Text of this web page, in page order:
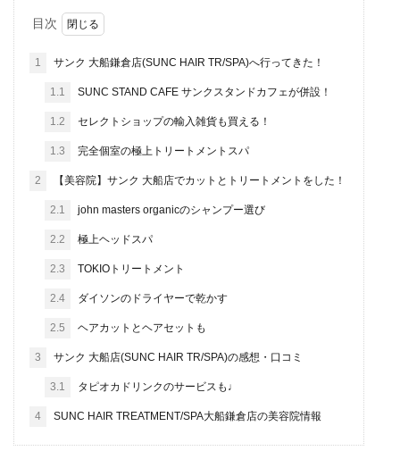
目次
1 サンク 大船鎌倉店(SUNC HAIR TR/SPA)へ行ってきた！
1.1 SUNC STAND CAFE サンクスタンドカフェが併設！
1.2 セレクトショップの輸入雑貨も買える！
1.3 完全個室の極上トリートメントスパ
2 【美容院】サンク 大船店でカットとトリートメントをした！
2.1 john masters organicのシャンプー選び
2.2 極上ヘッドスパ
2.3 TOKIOトリートメント
2.4 ダイソンのドライヤーで乾かす
2.5 ヘアカットとヘアセットも
3 サンク 大船店(SUNC HAIR TR/SPA)の感想・口コミ
3.1 タピオカドリンクのサービスも♩
4 SUNC HAIR TREATMENT/SPA大船鎌倉店の美容院情報